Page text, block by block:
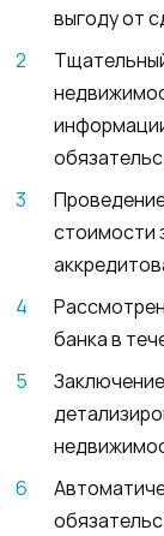
выгоду от
стоимости
банка в